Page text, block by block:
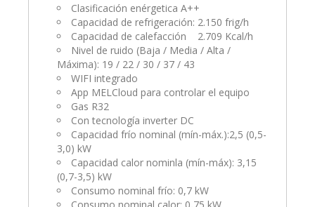
Clasificación enérgetica A++
Capacidad de refrigeración: 2.150 frig/h
Capacidad de calefacción 2.709 Kcal/h
Nivel de ruido (Baja / Media / Alta /
Máxima): 19 / 22 / 30 / 37 / 43
WIFI integrado
App MELCloud para controlar el equipo
Gas R32
Con tecnología inverter DC
Capacidad frío nominal (mín-máx.):2,5 (0,5-
3,0) kW
Capacidad calor nominla (mín-máx): 3,15
(0,7-3,5) kW
Consumo nominal frío: 0,7 kW
Consumo nominal calor: 0,75 kW